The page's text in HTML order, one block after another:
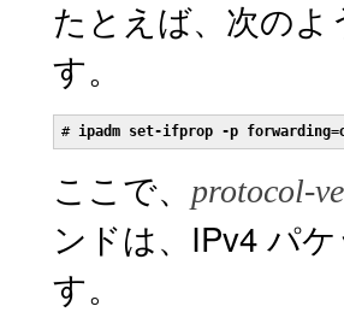
たとえば、次の
す。
# ipadm set-ifprop -p
ここで、 protocol-
ンドは、IPv4 パ
す。